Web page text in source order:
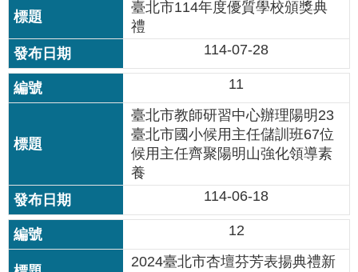
私
及
網
站
安
策
著
作
權
聲
臺北市114年度優質學校頒獎典
禮
114-07-28
11
臺北市教師研習中心辦理陽明23
臺北市國小候用主任儲訓班67位
候用主任齊聚陽明山強化領導素
養
114-06-18
12
2024臺北市杏壇芬芳表揚典禮新